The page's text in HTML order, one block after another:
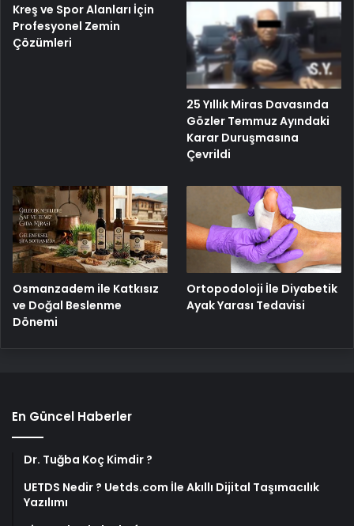
Kreş ve Spor Alanları İçin
Profesyonel Zemin
Çözümleri
25 Yıllık Miras Davasında
Gözler Temmuz Ayındaki
Karar Duruşmasına
Çevrildi
Osmanzadem ile Katkısız
ve Doğal Beslenme
Dönemi
Ortopodoloji İle Diyabetik
Ayak Yarası Tedavisi
En Güncel Haberler
Dr. Tuğba Koç Kimdir ?
UETDS Nedir ? Uetds.com İle Akıllı Dijital Taşımacılık
Yazılımı